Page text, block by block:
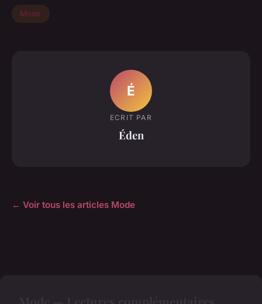
Mode
É
ECRIT PAR
Éden
← Voir tous les articles Mode